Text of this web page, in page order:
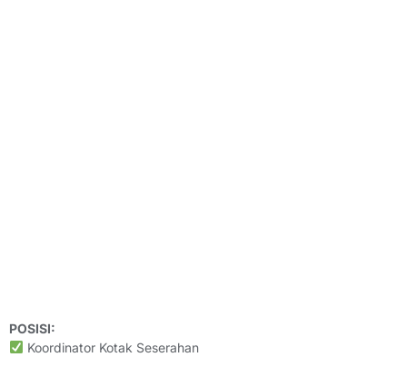
POSISI:
Koordinator Kotak Seserahan